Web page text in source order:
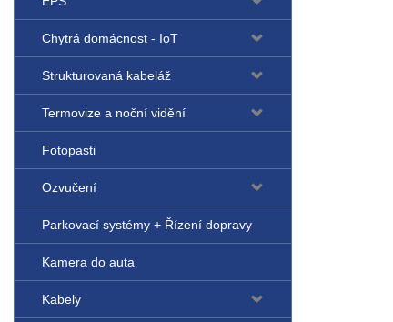
Chytrá domácnost - IoT
Strukturovaná kabeláž
Termovize a noční vidění
Fotopasti
Ozvučení
Parkovací systémy + Řízení dopravy
Kamera do auta
Kabely